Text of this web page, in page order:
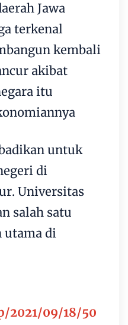
Jawa
terkenal
kembali
akibat
itu
untuk
di
Universitas
salah satu
utama di
2021/09/18/50